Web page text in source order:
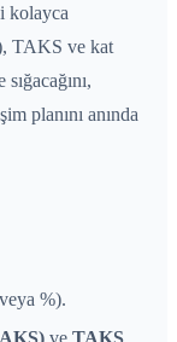
kolayca
TAKS ve kat
planını anında
%).
ve TAKS